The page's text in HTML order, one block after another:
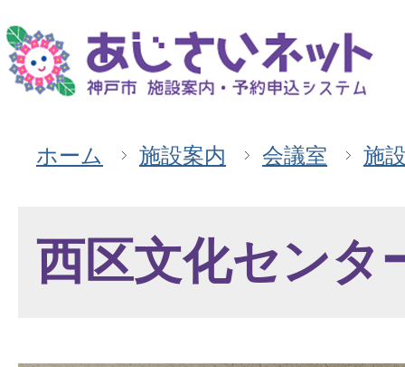
ホーム 施設案内 会議室 施
西区文化センタ